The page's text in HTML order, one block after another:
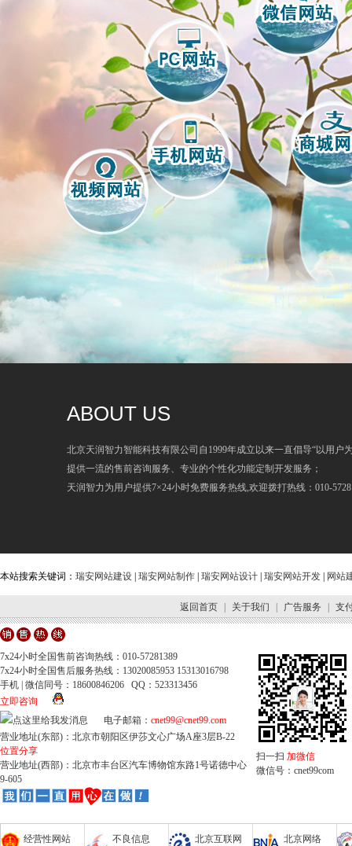
ABOUT US
北京天润智力智能科技有限公司自1999年成立以来一直倡导“以用户
提供一流的售前咨询服务、专业的个性化功能定制开发服务；
天润智力为用户提供7×24小时免费服务热线,欢迎拨打热线：010-
本站搜索关键词： 瑞安网站建设 瑞安网站制作 瑞安网站设计 瑞安网站开发 网站
返回首页 关于我们 广告服务 支
7x24小时全国售前咨询热线：010-57281389
7x24小时全国售后服务热线：13020085953 15313016798
手机 | 微信同号：18600846206 QQ：523313456
立即咨询
电子邮箱： cnet99@cnet99.com
营业地址(东部)：北京市朝阳区伊莎文心广场A座3层B-22
位置分享
营业地址(西部)：北京市丰台区汽车博物馆东路1号诺德中心
9-605
扫一扫 加微信
微信号：cnet99com
经营性网站
不良信息
北京互联网
北京网络